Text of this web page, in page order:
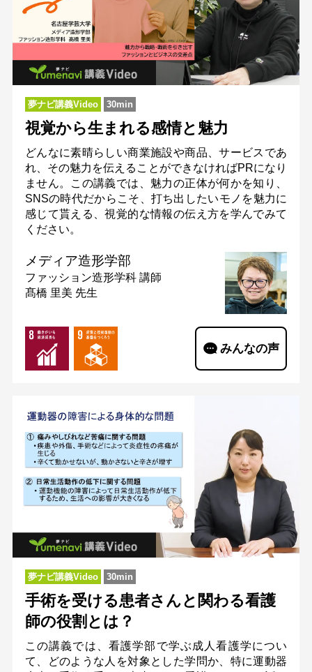
夢ナビ講義Video 30min
視覚から生まれる感情と魅力
どんなに素晴らしい商業施設や商品、サービスであ
れ、その魅力を伝えることができなければPRになり
ません。この講義では、魅力の正体が何かを知り、
SNSの時代だからこそ、打ち出したいモノを魅力に
感じて貰える、視覚的な情報の伝え方を学んでみて
ください。
メディア造形学部
ファッション造形学科 講師
髙橋 里美 先生
みんなの声
夢ナビ講義Video 30min
手術を受ける患者さんと関わる看護
師の役割とは？
この講義では、看護学部で学ぶ成人看護学につい
て、どのような人を対象とした学問か、特に運動器